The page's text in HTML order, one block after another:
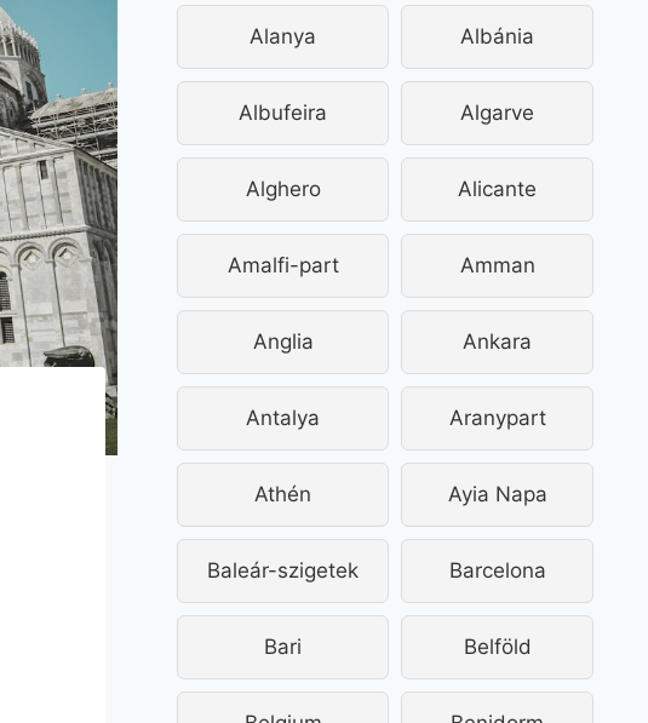
Alanya Albánia
Albufeira Algarve
Alghero Alicante
Amalfi-part Amman
Anglia Ankara
Antalya Aranypart
Athén Ayia Napa
Baleár-szigetek Barcelona
Bari Belföld